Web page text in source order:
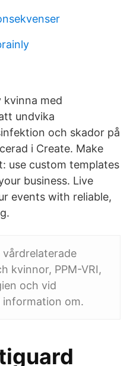
kvinna med
undvika
och skador på
i Create. Make
use custom templates
business. Live
events with reliable,
kvinnor, PPM-VRI,
och vid
om.